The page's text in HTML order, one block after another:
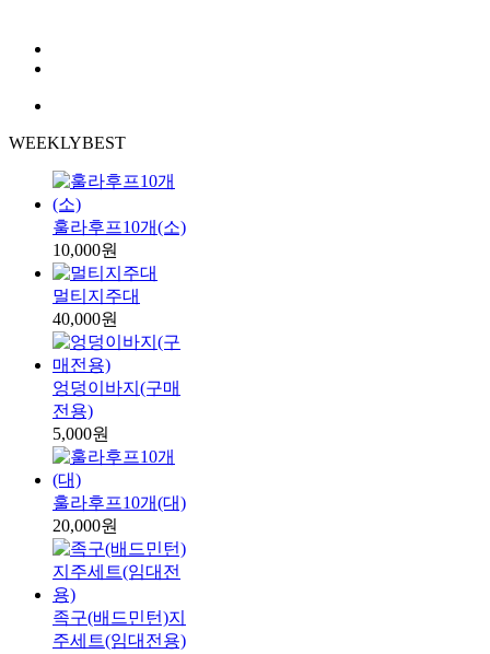
WEEKLYBEST
훌라후프10개(소)
10,000원
멀티지주대
40,000원
엉덩이바지(구매
전용)
5,000원
훌라후프10개(대)
20,000원
족구(배드민턴)지
주세트(임대전용)